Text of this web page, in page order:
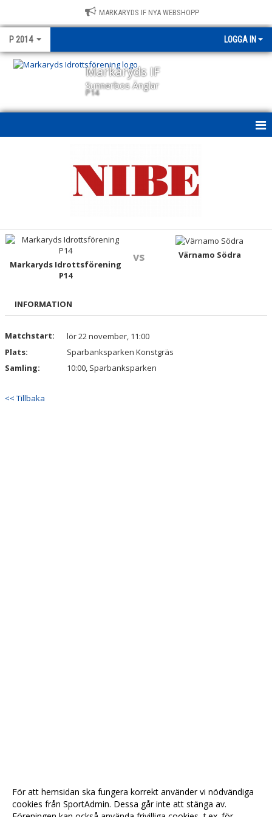
MARKARYDS IF NYA WEBSHOPP
P 2014 LOGGA IN
Markaryds IF
Sunnerbos Änglar
P14
DOKUMENT
KONTAKT
Markaryds Idrottsförening
P14
vs Värnamo Södra
INFORMATION
Matchstart:
lör 22 november, 11:00
Plats:
Sparbanksparken Konstgräs
Samling:
10:00, Sparbanksparken
<< Tillbaka
För att hemsidan ska fungera korrekt använder vi nödvändiga
cookies från SportAdmin. Dessa går inte att stänga av.